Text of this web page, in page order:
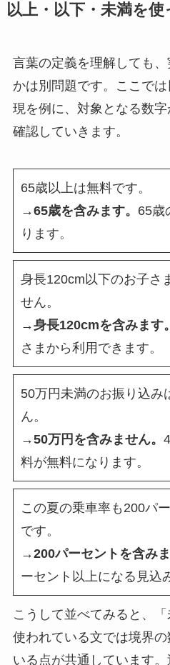
以上・以下・未満を使
言葉の定義を理解しても
かは別問題です。ここで
現を例に、対象となる数
確認していきます。
65歳以上は無料です。
→65歳を含みます。 65歳
ります。
身長120cm以下のお子さ
せん。
→身長120cmを含みます。
さまから利用できます。
50万円未満のお振り込み
ん。
→50万円を含みません。
料が無料になります。
この夏の乗車率も200パ
です。
→200パーセントを含みま
ーセント以上になる見込
こうして並べてみると、
使われている文では境界
いる点が共通しています。